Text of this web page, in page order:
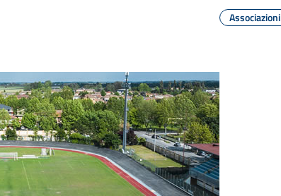
Associazioni